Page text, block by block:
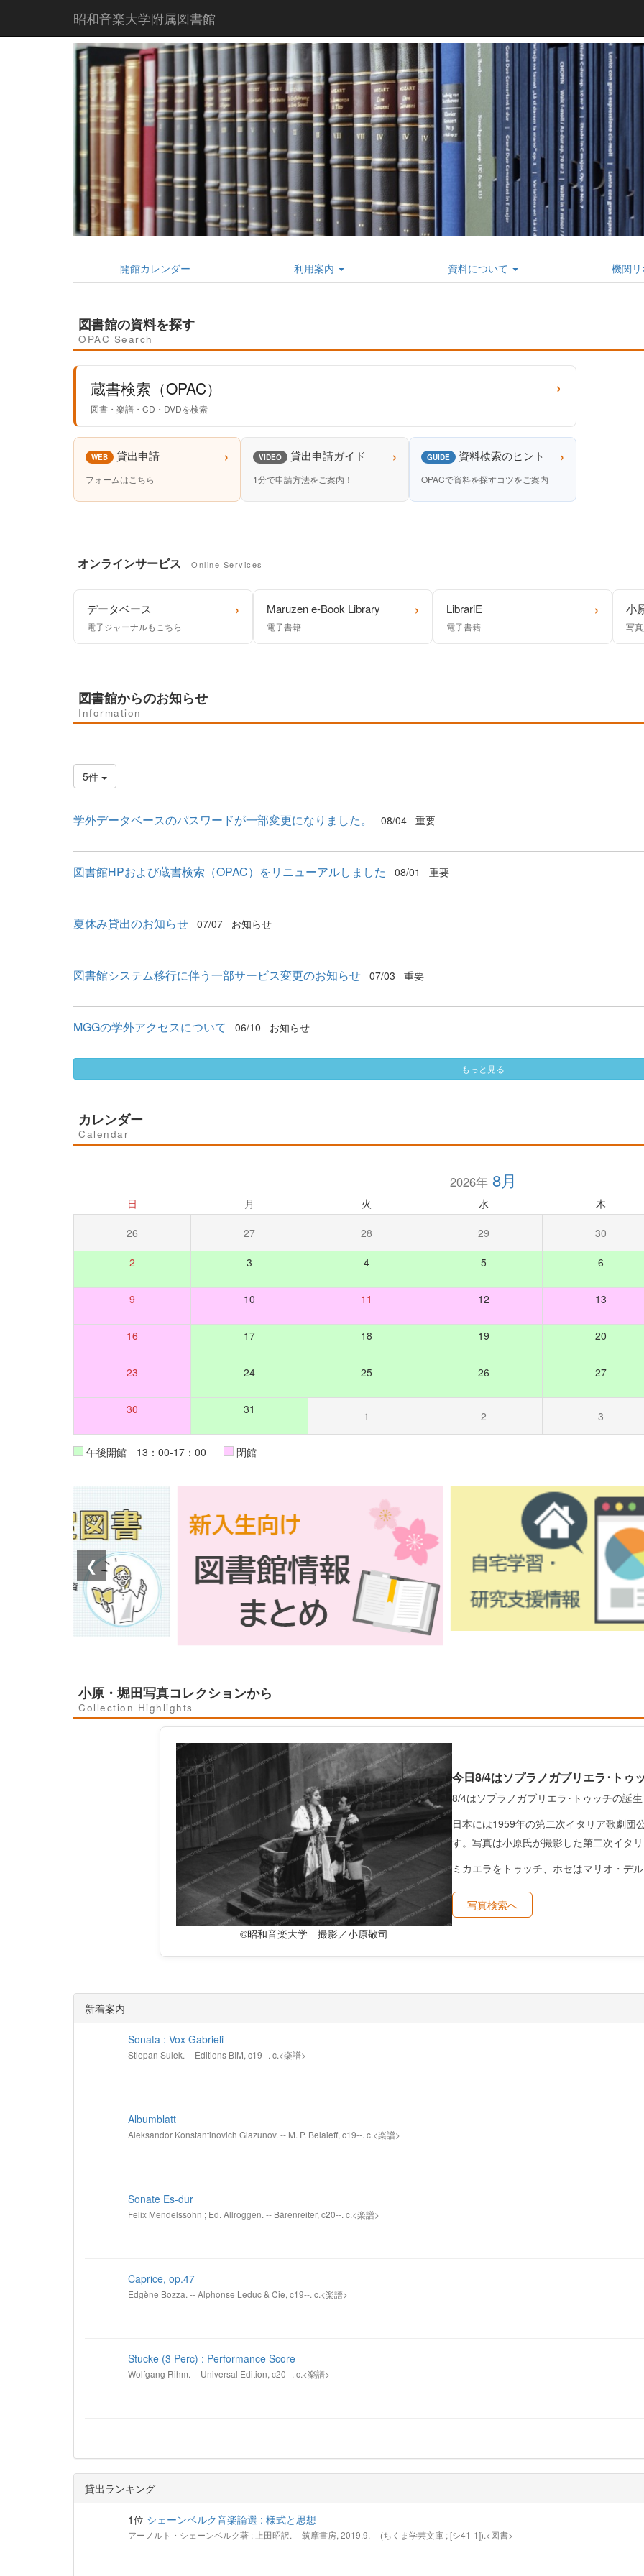
昭和音楽大学附属図書館
開館カレンダー 利用案内 資料について 機関リ
図書館の資料を探す
OPAC Search
蔵書検索（OPAC） ›
図書・楽譜・CD・DVDを検索
WEB 貸出申請 ›
フォームはこちら
VIDEO 貸出申請ガイド ›
1分で申請方法をご案内！
GUIDE 資料検索のヒント ›
OPACで資料を探すコツをご案内
オンラインサービス Online Services
データベース ›
電子ジャーナルもこちら
Maruzen e-Book Library ›
電子書籍
LibrariE ›
電子書籍
小
写
図書館からのお知らせ
Information
5件
学外データベースのパスワードが一部変更になりました。 08/04 重要
図書館HPおよび蔵書検索（OPAC）をリニューアルしました 08/01 重要
夏休み貸出のお知らせ 07/07 お知らせ
図書館システム移行に伴う一部サービス変更のお知らせ 07/03 重要
MGGの学外アクセスについて 06/10 お知らせ
もっと見る
カレンダー
Calendar
2026年8月
日 月 火 水 木
26 27 28 29 30
2 3 4 5 6
9 10 11 12 13
16 17 18 19 20
23 24 25 26 27
30 31 1 2 3
午後開館 13：00-17：00 閉館
❮
小原・堀田写真コレクションから
Collection Highlights
©昭和音楽大学 撮影／小原敬司
今日8/4はソプラノガブリエラ･トゥ
8/4はソプラノガブリエラ･トゥッチの誕
日本には1959年の第二次イタリア歌劇団
す。写真は小原氏が撮影した第二次イタ
ミカエラをトゥッチ、ホセはマリオ・デ
写真検索へ
新着案内
Sonata : Vox Gabrieli
Stlepan Sulek. -- Éditions BIM, c19--. c.<楽譜>
Albumblatt
Aleksandor Konstantinovich Glazunov. -- M. P. Belaieff, c19--. c.<楽譜>
Sonate Es-dur
Felix Mendelssohn ; Ed. Allroggen. -- Bärenreiter, c20--. c.<楽譜>
Caprice, op.47
Edgène Bozza. -- Alphonse Leduc & Cie, c19--. c.<楽譜>
Stucke (3 Perc) : Performance Score
Wolfgang Rihm. -- Universal Edition, c20--. c.<楽譜>
貸出ランキング
1位 シェーンベルク音楽論選 : 様式と思想
アーノルト・シェーンベルク著 ; 上田昭訳. -- 筑摩書房, 2019.9. -- (ちくま学芸文庫 ; [シ41-1]).<図書>